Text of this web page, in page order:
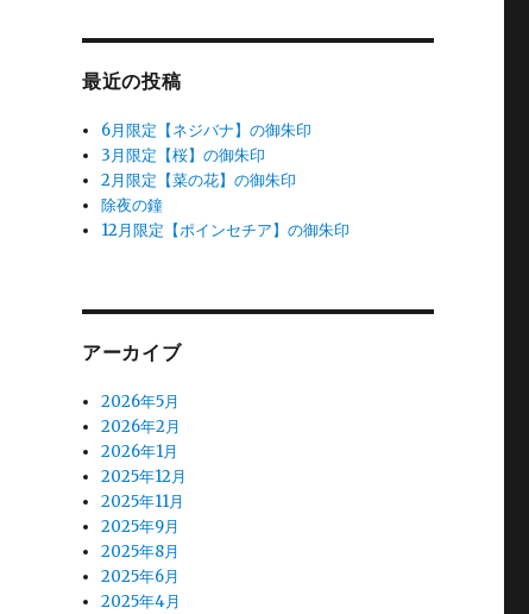
最近の投稿
6月限定【ネジバナ】の御朱印
3月限定【桜】の御朱印
2月限定【菜の花】の御朱印
除夜の鐘
12月限定【ポインセチア】の御朱印
アーカイブ
2026年5月
2026年2月
2026年1月
2025年12月
2025年11月
2025年9月
2025年8月
2025年6月
2025年4月